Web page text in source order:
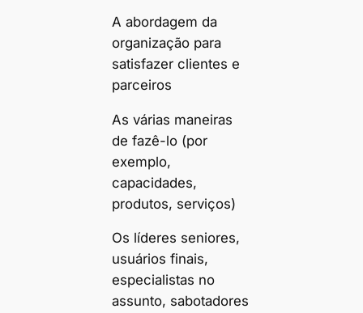
A abordagem da
organização para
satisfazer clientes e
parceiros
As várias maneiras
de fazê-lo (por
exemplo,
capacidades,
produtos, serviços)
Os líderes seniores,
usuários finais,
especialistas no
assunto, sabotadores